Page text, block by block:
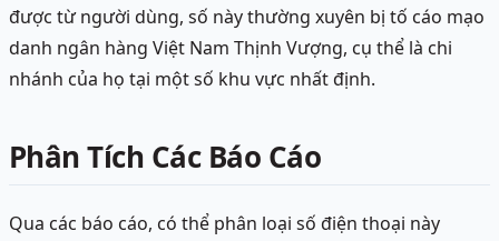
được từ người dùng, số này thường xuyên bị tố cáo mạo
danh ngân hàng Việt Nam Thịnh Vượng, cụ thể là chi
nhánh của họ tại một số khu vực nhất định.
Phân Tích Các Báo Cáo
Qua các báo cáo, có thể phân loại số điện thoại này